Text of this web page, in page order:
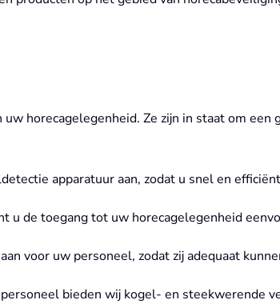
horecagelegenheid. Ze zijn in staat om
apparatuur aan, zodat u snel en
u de toegang tot uw horecagelegenheid
voor uw personeel, zodat zij adequaat
bieden wij kogel- en steekwerende